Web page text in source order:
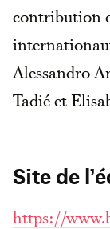
contribution
Alessandro
Tadié et
Site de
https://